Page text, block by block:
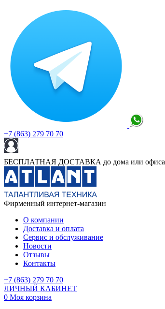
+7 (863) 279 70 70
БЕСПЛАТНАЯ ДОСТАВКА до дома или офиса
Фирменный интернет-магазин
О компании
Доставка и оплата
Сервис и обслуживание
Новости
Отзывы
Контакты
+7 (863) 279 70 70
ЛИЧНЫЙ КАБИНЕТ
0 Моя корзина